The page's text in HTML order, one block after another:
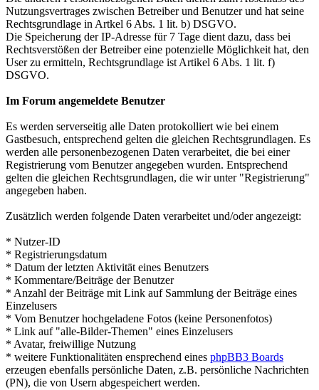
Nutzungsvertrages zwischen Betreiber und Benutzer und hat seine
Rechtsgrundlage in Artkel 6 Abs. 1 lit. b) DSGVO.
Die Speicherung der IP-Adresse für 7 Tage dient dazu, dass bei
Rechtsverstößen der Betreiber eine potenzielle Möglichkeit hat, den
User zu ermitteln, Rechtsgrundlage ist Artikel 6 Abs. 1 lit. f)
DSGVO.
Im Forum angemeldete Benutzer
Es werden serverseitig alle Daten protokolliert wie bei einem
Gastbesuch, entsprechend gelten die gleichen Rechtsgrundlagen. Es
werden alle personenbezogenen Daten verarbeitet, die bei einer
Registrierung vom Benutzer angegeben wurden. Entsprechend
gelten die gleichen Rechtsgrundlagen, die wir unter "Registrierung"
angegeben haben.
Zusätzlich werden folgende Daten verarbeitet und/oder angezeigt:
* Nutzer-ID
* Registrierungsdatum
* Datum der letzten Aktivität eines Benutzers
* Kommentare/Beiträge der Benutzer
* Anzahl der Beiträge mit Link auf Sammlung der Beiträge eines
Einzelusers
* Vom Benutzer hochgeladene Fotos (keine Personenfotos)
* Link auf "alle-Bilder-Themen" eines Einzelusers
* Avatar, freiwillige Nutzung
* weitere Funktionalitäten ensprechend eines phpBB3 Boards
erzeugen ebenfalls persönliche Daten, z.B. persönliche Nachrichten
(PN), die von Usern abgespeichert werden.